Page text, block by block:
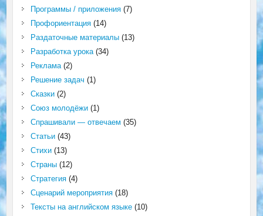
Программы / приложения(7)
Профориентация(14)
Раздаточные материалы(13)
Разработка урока(34)
Реклама(2)
Решение задач (1)
Сказки(2)
Союз молодёжи(1)
Спрашивали — отвечаем (35)
Статьи(43)
Стихи(13)
Страны(12)
Стратегия(4)
Сценарий мероприятия(18)
Тексты на английском языке(10)